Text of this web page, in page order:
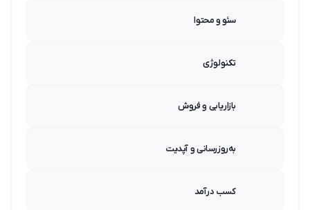
سئو و محتوا
تکنولوژی
بازاریابی و فروش
به‌روزرسانی و آپدیت
کسب درآمد